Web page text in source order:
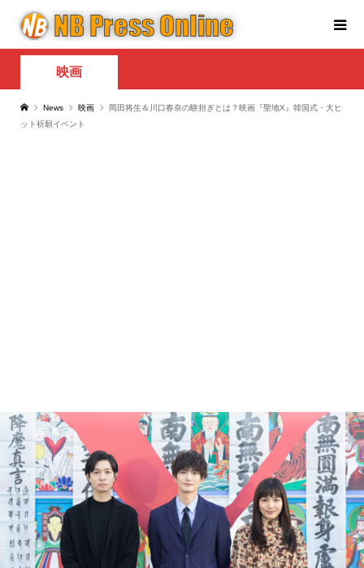
映画
News 映画
岡田将生＆川口春奈の験担ぎとは？映画『聖地X』韓国式・大ヒ
ット祈願イベント